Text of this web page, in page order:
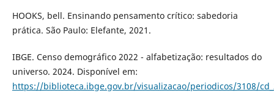
HOOKS, bell. Ensinando pensamento crítico: sabedoria
prática. São Paulo: Elefante, 2021.
IBGE. Censo demográfico 2022 - alfabetização: resultados do
universo. 2024. Disponível em:
https://biblioteca.ibge.gov.br/visualizacao/periodicos/3108/